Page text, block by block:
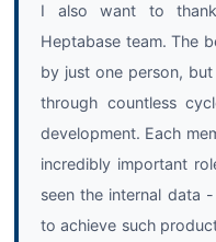
I also want to
Heptabase team. The
by just one person,
through countless
development. Each
incredibly important
seen the internal data
to achieve such